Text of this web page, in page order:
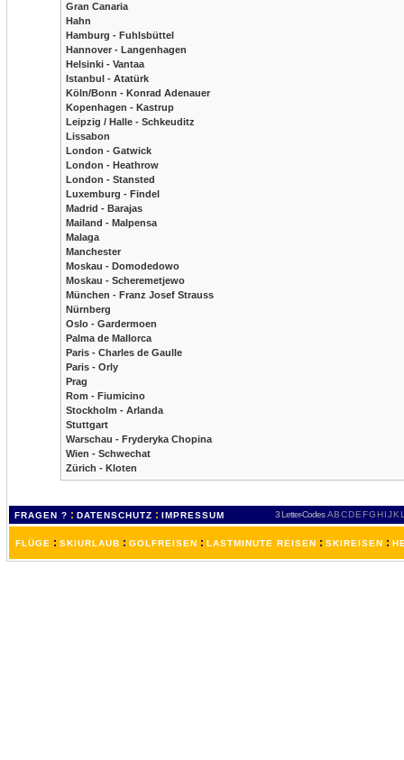
Gran Canaria
Hahn
Hamburg - Fuhlsbüttel
Hannover - Langenhagen
Helsinki - Vantaa
Istanbul - Atatürk
Köln/Bonn - Konrad Adenauer
Kopenhagen - Kastrup
Leipzig / Halle - Schkeuditz
Lissabon
London - Gatwick
London - Heathrow
London - Stansted
Luxemburg - Findel
Madrid - Barajas
Mailand - Malpensa
Malaga
Manchester
Moskau - Domodedowo
Moskau - Scheremetjewo
München - Franz Josef Strauss
Nürnberg
Oslo - Gardermoen
Palma de Mallorca
Paris - Charles de Gaulle
Paris - Orly
Prag
Rom - Fiumicino
Stockholm - Arlanda
Stuttgart
Warschau - Fryderyka Chopina
Wien - Schwechat
Zürich - Kloten
FRAGEN ? : DATENSCHUTZ : IMPRESSUM 3 Letter-Codes ABCDEFGH IJKL
FLÜGE : SKIURLAUB : GOLFREISEN : LASTMINUTE REISEN : SKIREISEN :